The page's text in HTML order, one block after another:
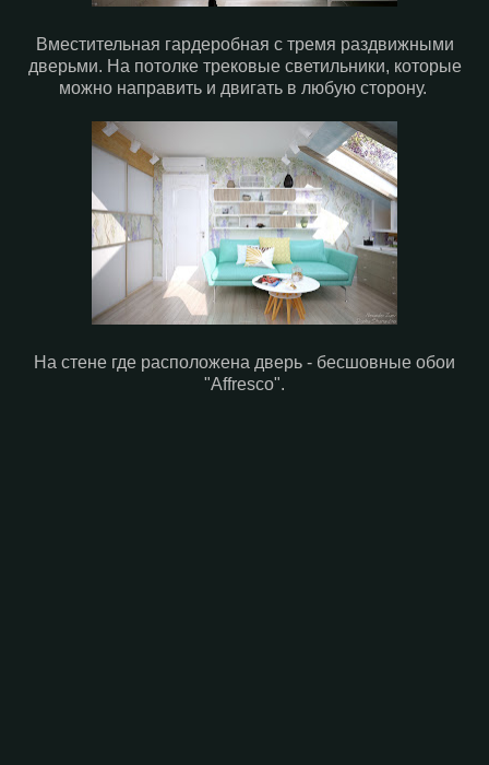
Вместительная гардеробная с тремя раздвижными
дверьми. На потолке трековые светильники, которые
можно направить и двигать в любую сторону.
На стене где расположена дверь - бесшовные обои
"Affresco".